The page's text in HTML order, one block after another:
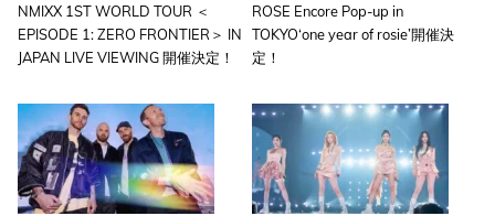
NMIXX 1ST WORLD TOUR ＜
EPISODE 1: ZERO FRONTIER＞ IN
JAPAN LIVE VIEWING 開催決定！
ROSE Encore Pop-up in
TOKYO‘one year of rosie’開催決
定！